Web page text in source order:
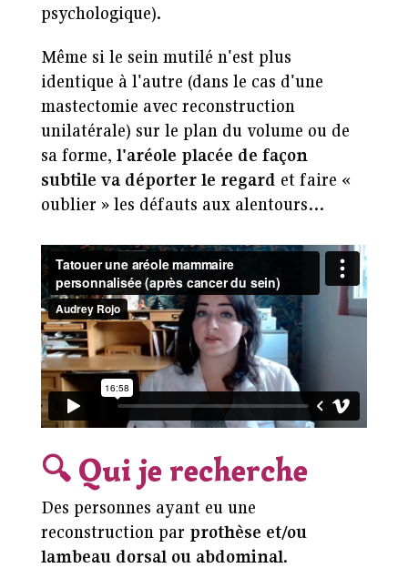
psychologique).
Même si le sein mutilé n'est plus
identique à l'autre (dans le cas d'une
mastectomie avec reconstruction
unilatérale) sur le plan du volume ou de
sa forme, l'aréole placée de façon
subtile va déporter le regard et faire «
oublier » les défauts aux alentours…
🔍 Qui je recherche
Des personnes ayant eu une
reconstruction par prothèse et/ou
lambeau dorsal ou abdominal.